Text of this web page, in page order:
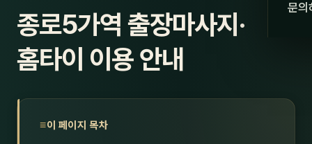
강원
충북
문의
종로5가역 출장마사지·
홈타이 이용 안내
이 페이지 목차